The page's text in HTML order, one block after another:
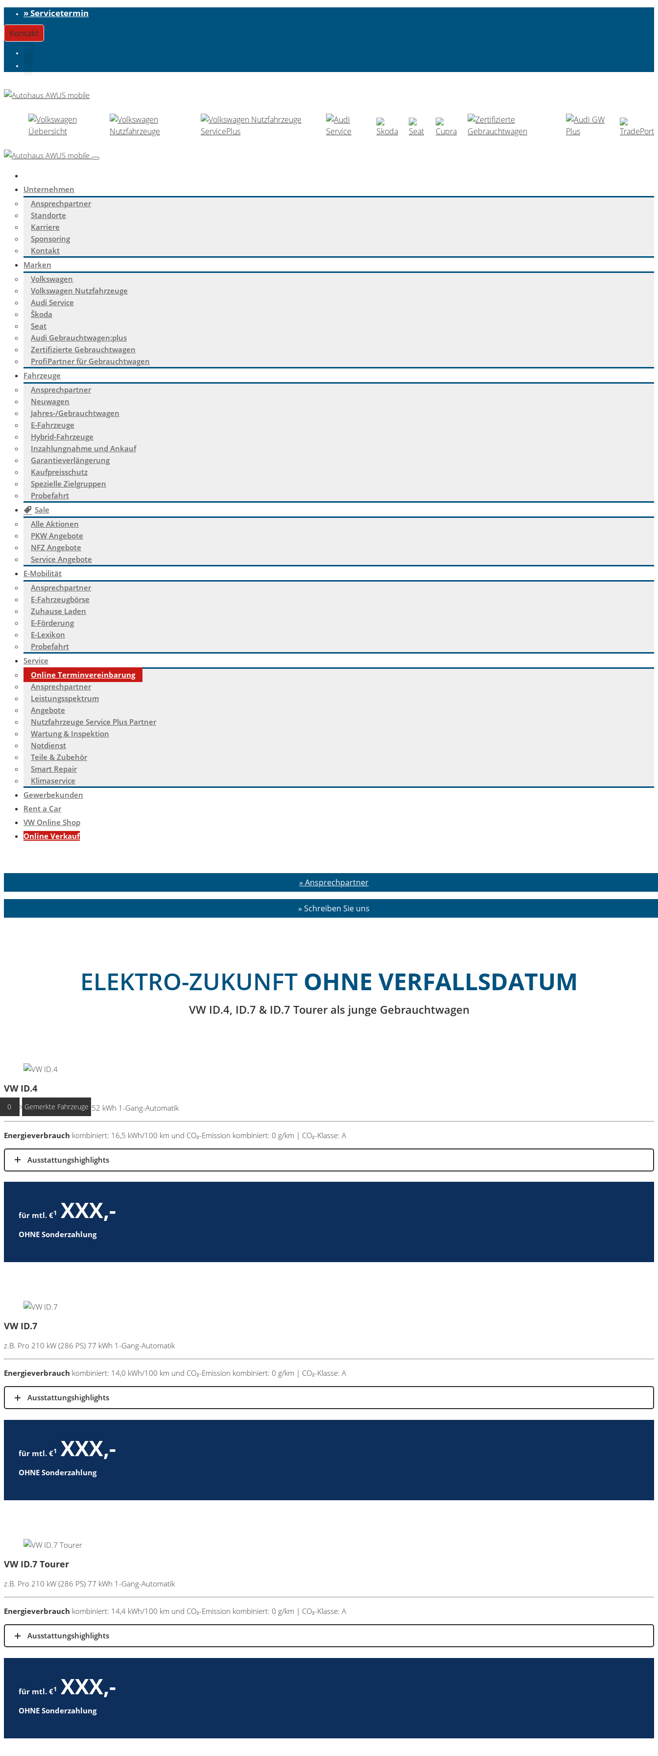
» Servicetermin
Kontakt
Unternehmen
Ansprechpartner
Standorte
Karriere
Sponsoring
Kontakt
Marken
Volkswagen
Volkswagen Nutzfahrzeuge
Audi Service
Škoda
Seat
Audi Gebrauchtwagen:plus
Zertifizierte Gebrauchtwagen
ProfiPartner für Gebrauchtwagen
Fahrzeuge
Ansprechpartner
Neuwagen
Jahres-/Gebrauchtwagen
E-Fahrzeuge
Hybrid-Fahrzeuge
Inzahlungnahme und Ankauf
Garantieverlängerung
Kaufpreisschutz
Spezielle Zielgruppen
Probefahrt
Sale
Alle Aktionen
PKW Angebote
NFZ Angebote
Service Angebote
E-Mobilität
Ansprechpartner
E-Fahrzeugbörse
Zuhause Laden
E-Förderung
E-Lexikon
Probefahrt
Service
Online Terminvereinbarung
Ansprechpartner
Leistungsspektrum
Angebote
Nutzfahrzeuge Service Plus Partner
Wartung & Inspektion
Notdienst
Teile & Zubehör
Smart Repair
Klimaservice
Gewerbekunden
Rent a Car
VW Online Shop
Online Verkauf
» Ansprechpartner
» Schreiben Sie uns
ELEKTRO-ZUKUNFT OHNE VERFALLSDATUM
VW ID.4, ID.7 & ID.7 Tourer als junge Gebrauchtwagen
VW ID.4
z.B. Pure 125 kW (170 PS) 52 kWh 1-Gang-Automatik
Energieverbrauch kombiniert: 16,5 kWh/100 km und CO₂-Emission kombiniert: 0 g/km | CO₂-Klasse: A
Ausstattungshighlights
für mtl. €1 XXX,-
OHNE Sonderzahlung
VW ID.7
z.B. Pro 210 kW (286 PS) 77 kWh 1-Gang-Automatik
Energieverbrauch kombiniert: 14,0 kWh/100 km und CO₂-Emission kombiniert: 0 g/km | CO₂-Klasse: A
Ausstattungshighlights
für mtl. €1 XXX,-
OHNE Sonderzahlung
VW ID.7 Tourer
z.B. Pro 210 kW (286 PS) 77 kWh 1-Gang-Automatik
Energieverbrauch kombiniert: 14,4 kWh/100 km und CO₂-Emission kombiniert: 0 g/km | CO₂-Klasse: A
Ausstattungshighlights
für mtl. €1 XXX,-
OHNE Sonderzahlung
0 Gemerkte Fahrzeuge